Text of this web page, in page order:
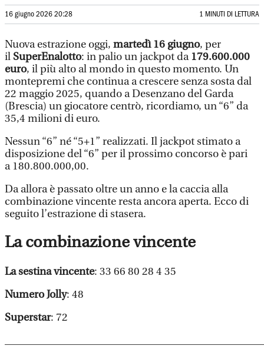
16 giugno 2026 20:28 1 MINUTI DI LETTURA
Nuova estrazione oggi, martedì 16 giugno, per
il SuperEnalotto: in palio un jackpot da 179.600.000
euro, il più alto al mondo in questo momento. Un
montepremi che continua a crescere senza sosta dal
22 maggio 2025, quando a Desenzano del Garda
(Brescia) un giocatore centrò, ricordiamo, un “6” da
35,4 milioni di euro.
Nessun “6” né “5+1” realizzati. Il jackpot stimato a
disposizione del “6” per il prossimo concorso è pari
a 180.800.000,00.
Da allora è passato oltre un anno e la caccia alla
combinazione vincente resta ancora aperta. Ecco di
seguito l’estrazione di stasera.
La combinazione vincente
La sestina vincente: 33 66 80 28 4 35
Numero Jolly: 48
Superstar: 72